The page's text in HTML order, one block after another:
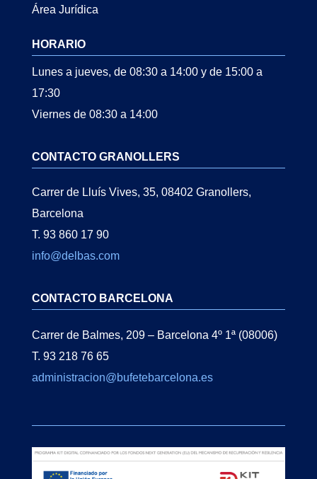
Área Jurídica
HORARIO
Lunes a jueves, de 08:30 a 14:00 y de 15:00 a
17:30
Viernes de 08:30 a 14:00
CONTACTO GRANOLLERS
Carrer de Lluís Vives, 35, 08402 Granollers,
Barcelona
T. 93 860 17 90
info@delbas.com
CONTACTO BARCELONA
Carrer de Balmes, 209 – Barcelona 4º 1ª (08006)
T. 93 218 76 65
administracion@bufetebarcelona.es